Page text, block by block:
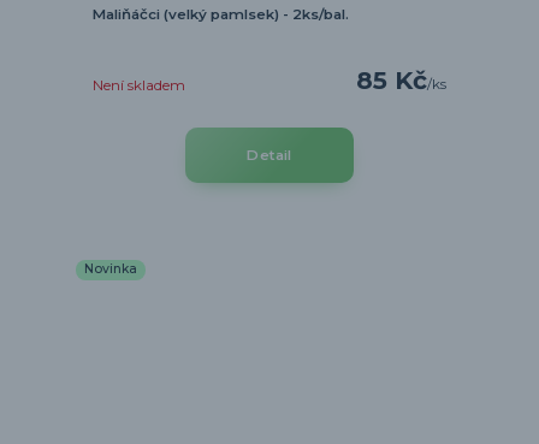
Maliňáčci (velký pamlsek) - 2ks/bal.
85 Kč/ks
Není skladem
Detail
Novinka